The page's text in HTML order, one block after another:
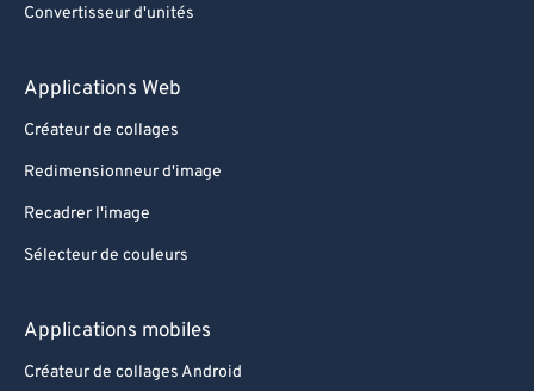
Convertisseur d'unités
Applications Web
Créateur de collages
Redimensionneur d'image
Recadrer l'image
Sélecteur de couleurs
Applications mobiles
Créateur de collages Android